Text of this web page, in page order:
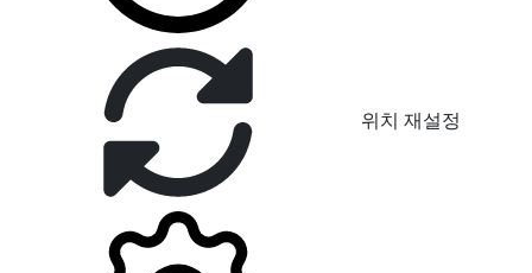
위치 재설정